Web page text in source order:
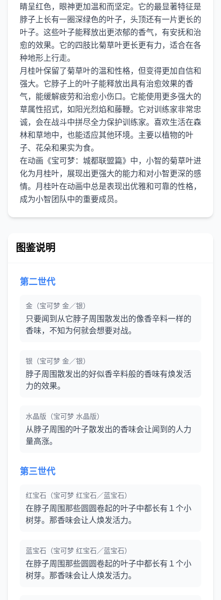
睛呈红色，眼神更加温和而坚定。它的最显著特征是
脖子上长有一圈深绿色的叶子，头顶还有一片更长的
叶子。这些叶子能释放出更浓郁的香气，有安抚和治
愈的效果。它的四肢比菊草叶更长更有力，适合在各
种地形上行走。
月桂叶保留了菊草叶的温和性格，但变得更加自信和
强大。它脖子上的叶子能释放出具有治愈效果的香
气，能缓解疲劳和治愈小伤口。它能使用更多强大的
草属性招式，如阳光烈焰和藤鞭。它对训练家非常忠
诚，会在战斗中拼尽全力保护训练家。喜欢生活在森
林和草地中，也能适应其他环境。主要以植物的叶
子、花朵和果实为食。
在动画《宝可梦：城都联盟篇》中，小智的菊草叶进
化为月桂叶，展现出更强大的能力和对小智更深的感
情。月桂叶在动画中总是表现出优雅和可靠的性格，
图鉴说明
第二世代
金（宝可梦 金／银）
只要闻到从它脖子周围散发出的像香辛料一样的
香味，不知为何就会想要对战。
银（宝可梦 金／银）
脖子周围散发出的好似香辛料般的香味有焕发活
力的效果。
水晶版（宝可梦 水晶版）
从脖子周围的叶子散发出的香味会让闻到的人力
量高涨。
第三世代
红宝石（宝可梦 红宝石／蓝宝石）
在脖子周围那些圆圆卷起的叶子中都长有１个小
树芽。那香味会让人焕发活力。
蓝宝石（宝可梦 红宝石／蓝宝石）
在脖子周围那些圆圆卷起的叶子中都长有１个小
树芽。那香味会让人焕发活力。